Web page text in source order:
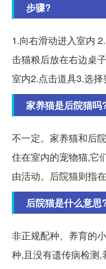
步骤?
1.向右滑动进入室内
击猫粮后放在右边桌
室内2.点击道具3.选择
家养猫是后院猫吗
不一定。家养猫和后
住在室内的宠物猫,它
由活动。后院猫则指
后院猫是什么意思
非正规配种、养育的
种,且没有遗传病检测